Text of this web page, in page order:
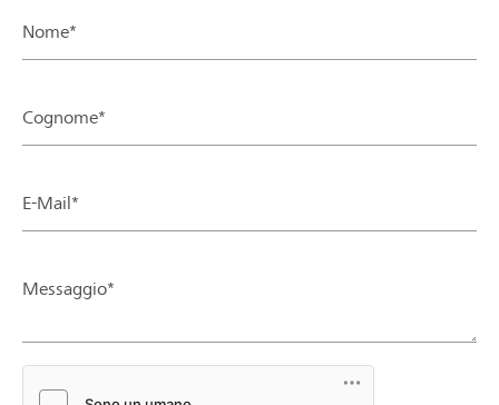
Nome*
Cognome*
E-Mail*
Messaggio*